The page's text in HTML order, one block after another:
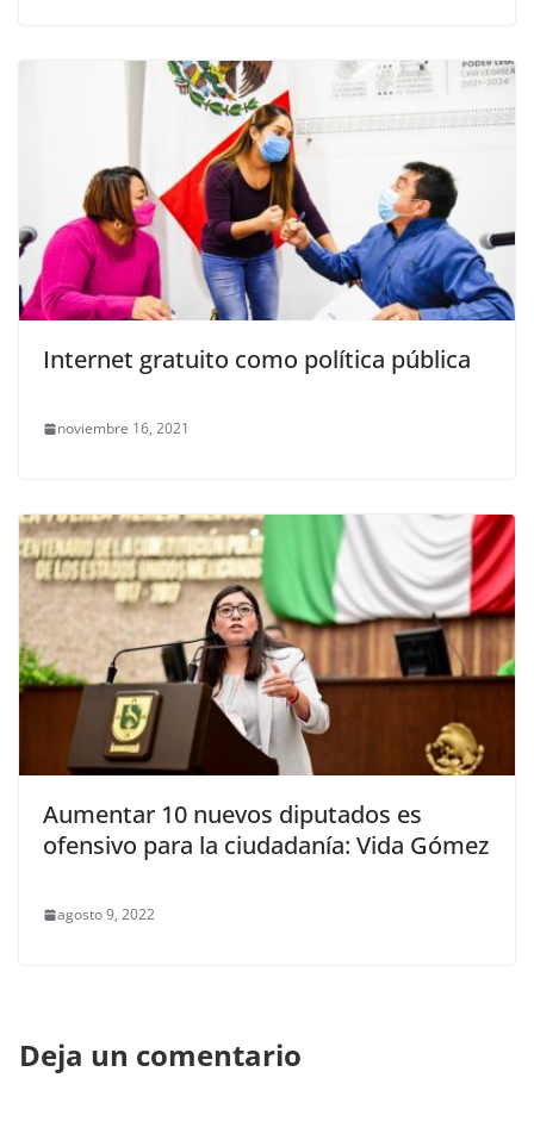
Internet gratuito como política pública
noviembre 16, 2021
Aumentar 10 nuevos diputados es
ofensivo para la ciudadanía: Vida Gómez
agosto 9, 2022
Deja un comentario